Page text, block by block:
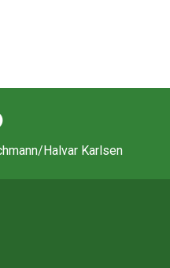
Halvar Karlsen